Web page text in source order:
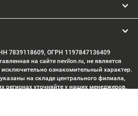
7839118609, ОГРН 1197847136409
на сайте nevilon.ru, не является
ознакомительный характер.
на складе центрального филиала,
регионах уточняйте у наших менеджеров.